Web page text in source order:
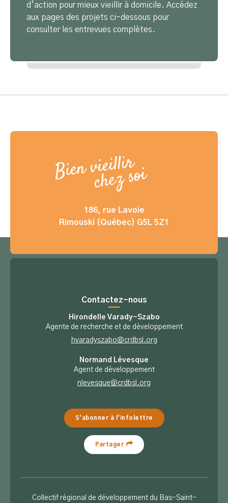
d’action pour mieux vieillir à domicile. Accédez
aux pages des projets ci-dessous pour
consulter les entrevues complètes.
186, rue Lavoie
Rimouski (Québec) G5L 5Z1
Contactez-nous
Hirondelle Varady-Szabo
Agente de recherche et de développement
hvaradyszabo@crdbsl.org
Normand Lévesque
Agent de développement
nlevesque@crdbsl.org
S'abonner à l'infolettre
Partager
Collectif régional de développement du Bas-Saint-